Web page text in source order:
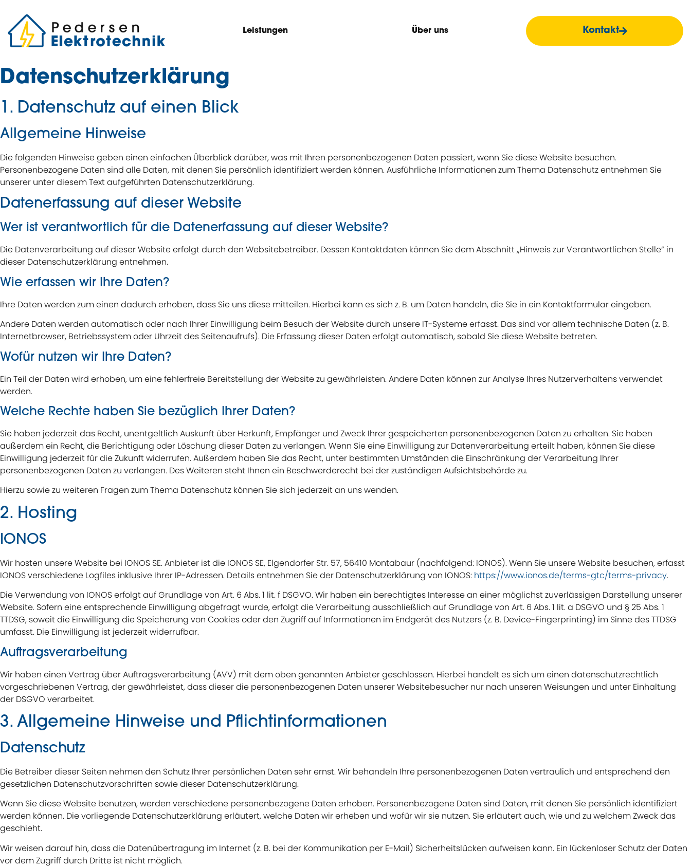
Leistungen Über uns Kontakt
Datenschutzerklärung
1. Datenschutz auf einen Blick
Allgemeine Hinweise
Die folgenden Hinweise geben einen einfachen Überblick darüber, was mit Ihren personenbezogenen Daten passiert, wenn Sie diese Website besuchen.
Personenbezogene Daten sind alle Daten, mit denen Sie persönlich identifiziert werden können. Ausführliche Informationen zum Thema Datenschutz entnehmen Sie
unserer unter diesem Text aufgeführten Datenschutzerklärung.
Datenerfassung auf dieser Website
Wer ist verantwortlich für die Datenerfassung auf dieser Website?
Die Datenverarbeitung auf dieser Website erfolgt durch den Websitebetreiber. Dessen Kontaktdaten können Sie dem Abschnitt „Hinweis zur Verantwortlichen Stelle“ in
dieser Datenschutzerklärung entnehmen.
Wie erfassen wir Ihre Daten?
Ihre Daten werden zum einen dadurch erhoben, dass Sie uns diese mitteilen. Hierbei kann es sich z. B. um Daten handeln, die Sie in ein Kontaktformular eingeben.
Andere Daten werden automatisch oder nach Ihrer Einwilligung beim Besuch der Website durch unsere IT-Systeme erfasst. Das sind vor allem technische Daten (z. B.
Internetbrowser, Betriebssystem oder Uhrzeit des Seitenaufrufs). Die Erfassung dieser Daten erfolgt automatisch, sobald Sie diese Website betreten.
Wofür nutzen wir Ihre Daten?
Ein Teil der Daten wird erhoben, um eine fehlerfreie Bereitstellung der Website zu gewährleisten. Andere Daten können zur Analyse Ihres Nutzerverhaltens verwendet
werden.
Welche Rechte haben Sie bezüglich Ihrer Daten?
Sie haben jederzeit das Recht, unentgeltlich Auskunft über Herkunft, Empfänger und Zweck Ihrer gespeicherten personenbezogenen Daten zu erhalten. Sie haben
außerdem ein Recht, die Berichtigung oder Löschung dieser Daten zu verlangen. Wenn Sie eine Einwilligung zur Datenverarbeitung erteilt haben, können Sie diese
Einwilligung jederzeit für die Zukunft widerrufen. Außerdem haben Sie das Recht, unter bestimmten Umständen die Einschränkung der Verarbeitung Ihrer
personenbezogenen Daten zu verlangen. Des Weiteren steht Ihnen ein Beschwerderecht bei der zuständigen Aufsichtsbehörde zu.
Hierzu sowie zu weiteren Fragen zum Thema Datenschutz können Sie sich jederzeit an uns wenden.
2. Hosting
IONOS
Wir hosten unsere Website bei IONOS SE. Anbieter ist die IONOS SE, Elgendorfer Str. 57, 56410 Montabaur (nachfolgend: IONOS). Wenn Sie unsere Website besuchen, erfasst
IONOS verschiedene Logfiles inklusive Ihrer IP-Adressen. Details entnehmen Sie der Datenschutzerklärung von IONOS: https://www.ionos.de/terms-gtc/terms-privacy.
Die Verwendung von IONOS erfolgt auf Grundlage von Art. 6 Abs. 1 lit. f DSGVO. Wir haben ein berechtigtes Interesse an einer möglichst zuverlässigen Darstellung unserer
Website. Sofern eine entsprechende Einwilligung abgefragt wurde, erfolgt die Verarbeitung ausschließlich auf Grundlage von Art. 6 Abs. 1 lit. a DSGVO und § 25 Abs. 1
TTDSG, soweit die Einwilligung die Speicherung von Cookies oder den Zugriff auf Informationen im Endgerät des Nutzers (z. B. Device-Fingerprinting) im Sinne des TTDSG
umfasst. Die Einwilligung ist jederzeit widerrufbar.
Auftragsverarbeitung
Wir haben einen Vertrag über Auftragsverarbeitung (AVV) mit dem oben genannten Anbieter geschlossen. Hierbei handelt es sich um einen datenschutzrechtlich
vorgeschriebenen Vertrag, der gewährleistet, dass dieser die personenbezogenen Daten unserer Websitebesucher nur nach unseren Weisungen und unter Einhaltung
der DSGVO verarbeitet.
3. Allgemeine Hinweise und Pflicht­informationen
Datenschutz
Die Betreiber dieser Seiten nehmen den Schutz Ihrer persönlichen Daten sehr ernst. Wir behandeln Ihre personenbezogenen Daten vertraulich und entsprechend den
gesetzlichen Datenschutzvorschriften sowie dieser Datenschutzerklärung.
Wenn Sie diese Website benutzen, werden verschiedene personenbezogene Daten erhoben. Personenbezogene Daten sind Daten, mit denen Sie persönlich identifiziert
werden können. Die vorliegende Datenschutzerklärung erläutert, welche Daten wir erheben und wofür wir sie nutzen. Sie erläutert auch, wie und zu welchem Zweck das
geschieht.
Wir weisen darauf hin, dass die Datenübertragung im Internet (z. B. bei der Kommunikation per E-Mail) Sicherheitslücken aufweisen kann. Ein lückenloser Schutz der Daten
vor dem Zugriff durch Dritte ist nicht möglich.